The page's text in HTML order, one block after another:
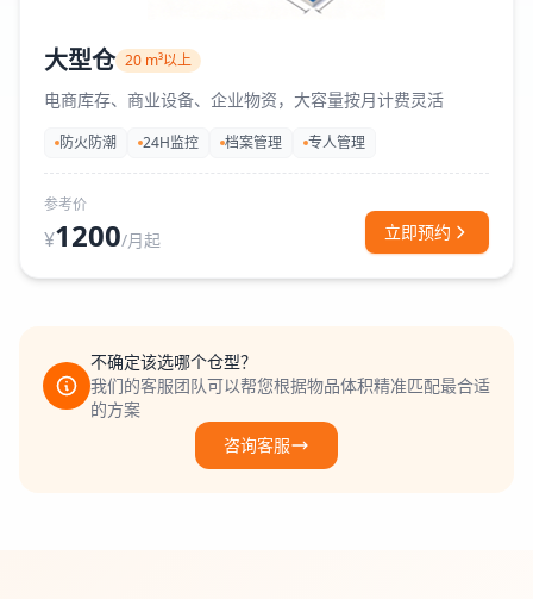
大型仓 20 m³以上
电商库存、商业设备、企业物资，大容量按月计费灵活
防火防潮 24H监控 档案管理 专人管理
参考价
¥1200/月起 立即预约
不确定该选哪个仓型？
我们的客服团队可以帮您根据物品体积精准匹配最合适
的方案
咨询客服